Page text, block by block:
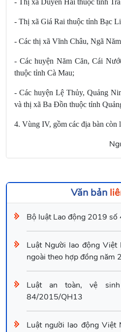
- Thị xã Duyên Hải thuộc tỉnh
- Thị xã Giá Rai thuộc tỉnh Bạc
- Các thị xã Vĩnh Châu, Ngã
- Các huyện Năm Căn, Cái
thuộc tỉnh Cà Mau;
- Các huyện Lệ Thủy, Quảng
và thị xã Ba Đồn thuộc tỉnh
4. Vùng IV, gồm các địa bàn còn
Văn bản
Bộ luật Lao động 2019
Luật Người lao động
ngoài theo hợp đồng
Luật an toàn, vệ
84/2015/QH13
Luật người lao động Việt